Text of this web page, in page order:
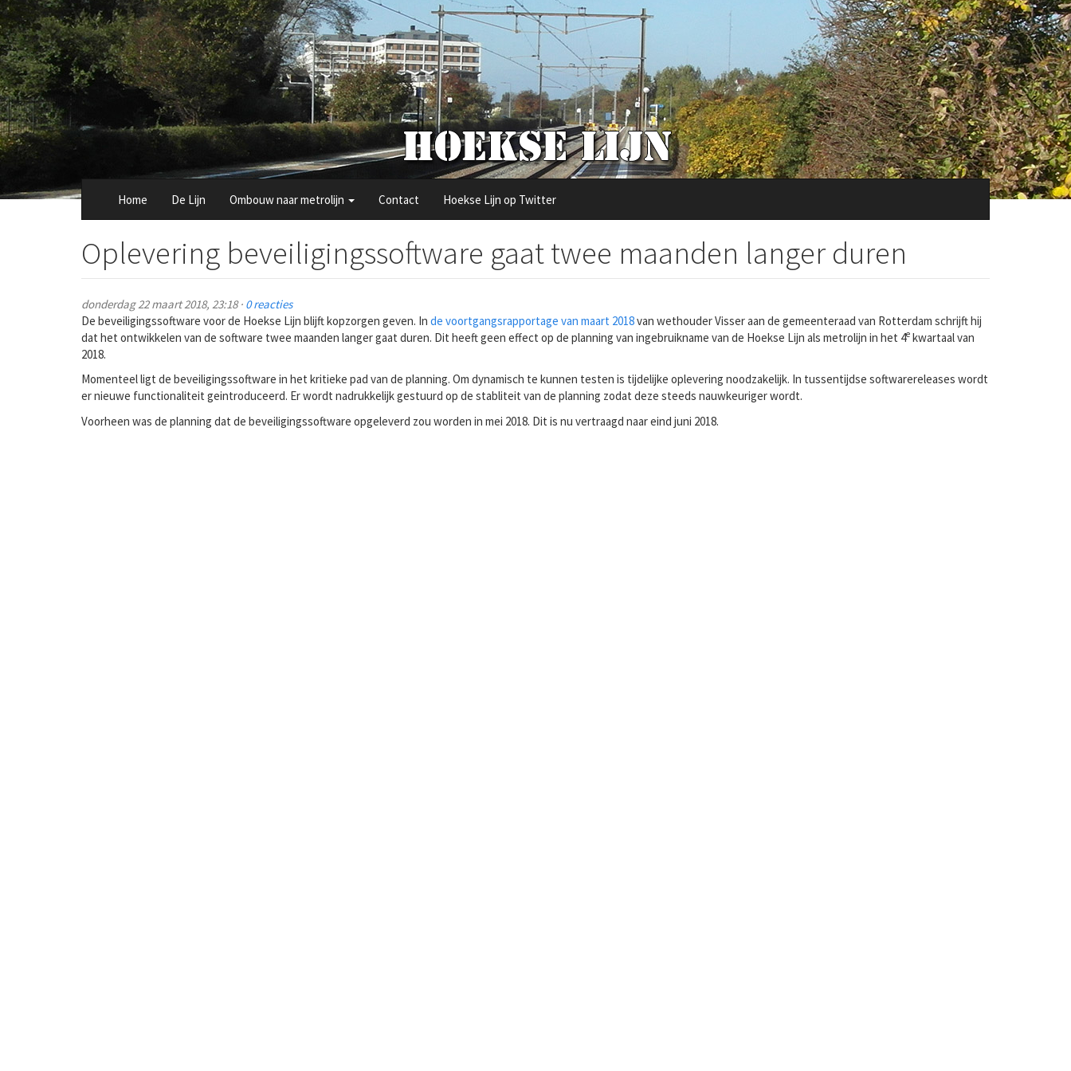
Overslaan
en
naar
de
inhoud
gaan
Home De Lijn Ombouw naar metrolijn Contact Hoekse Lijn op Twitter
Oplevering beveiligingssoftware gaat twee maanden langer duren
donderdag 22 maart 2018, 23:18 · 0 reacties
De beveiligingssoftware voor de Hoekse Lijn blijft kopzorgen geven. In de voortgangsrapportage van maart 2018van wethouder Visser aan de gemeenteraad van Rotterdam schrijft hij
dat het ontwikkelen van de software twee maanden langer gaat duren. Dit heeft geen effect op de planning van ingebruikname van de Hoekse Lijn als metrolijn in het 4e kwartaal van
2018.
Momenteel ligt de beveiligingssoftware in het kritieke pad van de planning. Om dynamisch te kunnen testen is tijdelijke oplevering noodzakelijk. In tussentijdse softwarereleases wordt
er nieuwe functionaliteit geintroduceerd. Er wordt nadrukkelijk gestuurd op de stabliteit van de planning zodat deze steeds nauwkeuriger wordt.
Voorheen was de planning dat de beveiligingssoftware opgeleverd zou worden in mei 2018. Dit is nu vertraagd naar eind juni 2018.